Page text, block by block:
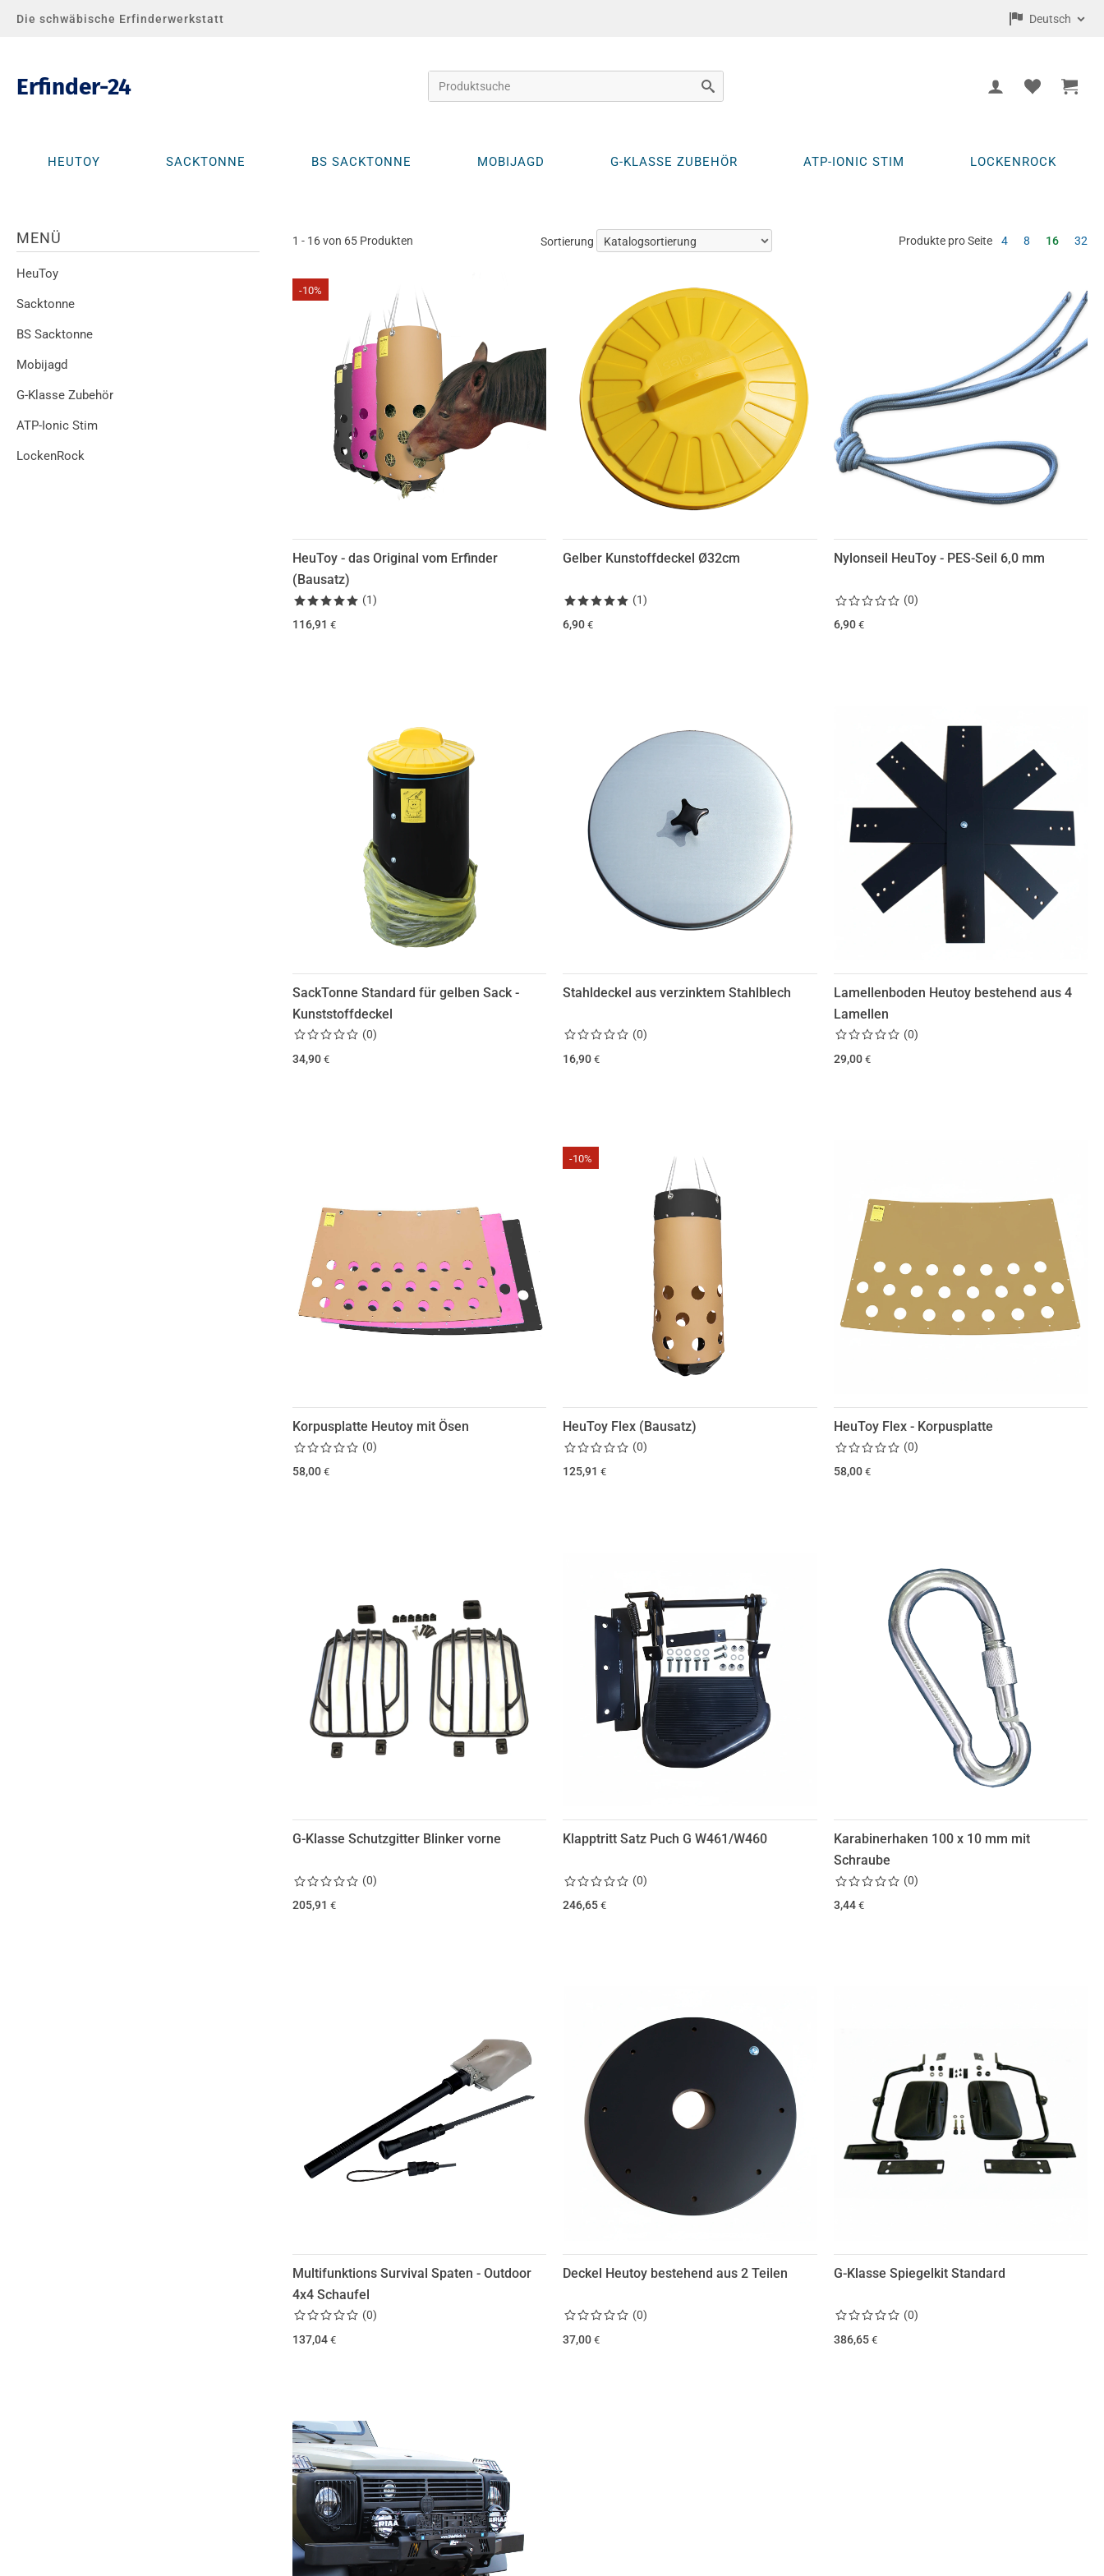
Die schwäbische Erfinderwerkstatt Deutsch
Erfinder-24
HEUTOY SACKTONNE BS SACKTONNE MOBIJAGD G-KLASSE ZUBEHÖR ATP-IONIC STIM LOCKENROCK
MENÜ
HeuToy
Sacktonne
BS Sacktonne
Mobijagd
G-Klasse Zubehör
ATP-Ionic Stim
LockenRock
1 - 16 von 65 Produkten Sortierung Produkte pro Seite 4 8 16 32
-10%
HeuToy - das Original vom Erfinder
(Bausatz)
(1)
116,91 €
Gelber Kunstoffdeckel Ø32cm
(1)
6,90 €
Nylonseil HeuToy - PES-Seil 6,0 mm
(0)
6,90€
SackTonne Standard für gelben Sack -
Kunststoffdeckel
(0)
34,90 €
Stahldeckel aus verzinktem Stahlblech
(0)
16,90 €
Lamellenboden Heutoy bestehend aus 4
Lamellen
(0)
29,00€
Korpusplatte Heutoy mit Ösen
(0)
58,00 €
-10%
HeuToy Flex (Bausatz)
(0)
125,91 €
HeuToy Flex - Korpusplatte
(0)
58,00€
G-Klasse Schutzgitter Blinker vorne
(0)
205,91 €
Klapptritt Satz Puch G W461/W460
(0)
246,65 €
Karabinerhaken 100 x 10 mm mit
Schraube
(0)
3,44€
Multifunktions Survival Spaten - Outdoor
4x4 Schaufel
(0)
137,04 €
Deckel Heutoy bestehend aus 2 Teilen
(0)
37,00 €
G-Klasse Spiegelkit Standard
(0)
386,65€